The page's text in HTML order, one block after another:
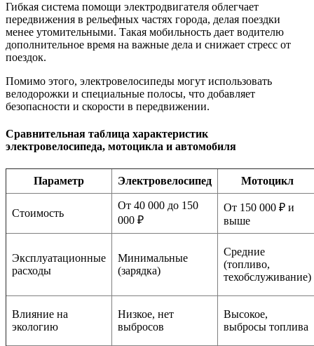
Гибкая система помощи электродвигателя облегчает
передвижения в рельефных частях города, делая поездки
менее утомительными. Такая мобильность дает водителю
дополнительное время на важные дела и снижает стресс от
поездок.
Помимо этого, электровелосипеды могут использовать
велодорожки и специальные полосы, что добавляет
безопасности и скорости в передвижении.
Сравнительная таблица характеристик
электровелосипеда, мотоцикла и автомобиля
Параметр Электровелосипед Мотоцикл
Стоимость
От 40 000 до 150
000 ₽
От 150 000 ₽ и
выше
Эксплуатационные
расходы
Минимальные
(зарядка)
Средние
(топливо,
техобслуживание)
Влияние на
экологию
Низкое, нет
выбросов
Высокое,
выбросы топлива